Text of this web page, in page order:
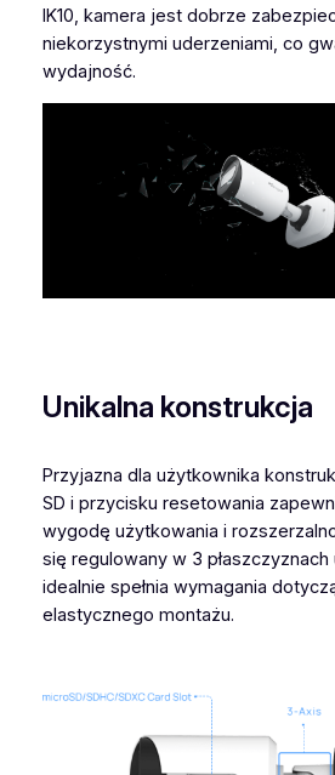
IK10, kamera jest dobrze
niekorzystnymi uderzeniami, co
wydajność.
Unikalna konstrukcja
Przyjazna dla użytkownika
SD i przycisku resetowania
wygodę użytkowania i
się regulowany w 3
idealnie spełnia wymagania
elastycznego montażu.